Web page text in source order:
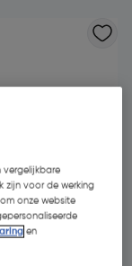
- 70 %
vergelijkbare
zijn voor de werking
onze website
en